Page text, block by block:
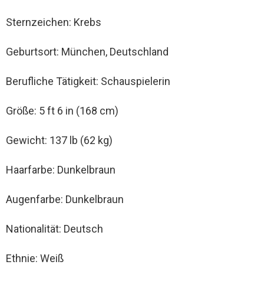
Sternzeichen: Krebs
Geburtsort: München, Deutschland
Berufliche Tätigkeit: Schauspielerin
Größe: 5 ft 6 in (168 cm)
Gewicht: 137 lb (62 kg)
Haarfarbe: Dunkelbraun
Augenfarbe: Dunkelbraun
Nationalität: Deutsch
Ethnie: Weiß